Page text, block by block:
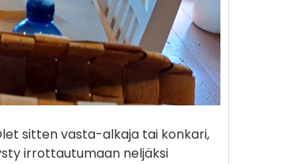
sitten vasta-alkaja tai konkari,
irrottautumaan neljäksi